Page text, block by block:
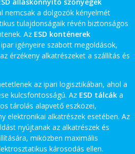
nemcsak a dolgozók kényelmét
tulajdonságaik révén biztonságos
Az ESD konténerek
igényeire szabott megoldások,
érzékeny alkatrészeket a szállítás és
az ipari logisztikában, ahol a
kulcsfontosságú. Az ESD tálcák a
tárolás alapvető eszközei,
elektronikai alkatrészek esetében. Az
nyújtanak az alkatrészek és
miközben maximális
károsodás ellen.